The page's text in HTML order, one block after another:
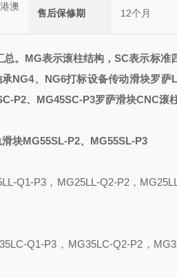
澳
售后保修期 12个月
总。 MG表示滚柱结构，SC表示标准
NG4、NG6打标设备传动滑块罗萨
P2、MG45SC-P3罗萨滑块CNC滚
块MG55SL-P2、MG55SL-P3
Q1-P3 ， MG25LL-Q2-P2，
C-Q1-P3 ， MG35L C-Q2-P2，